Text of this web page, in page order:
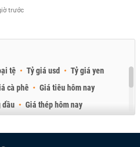
trước
tệ Tỷ giá usd
Tỷ giá yen
cà phê
Giá tiêu hôm nay
dầu
Giá thép hôm nay